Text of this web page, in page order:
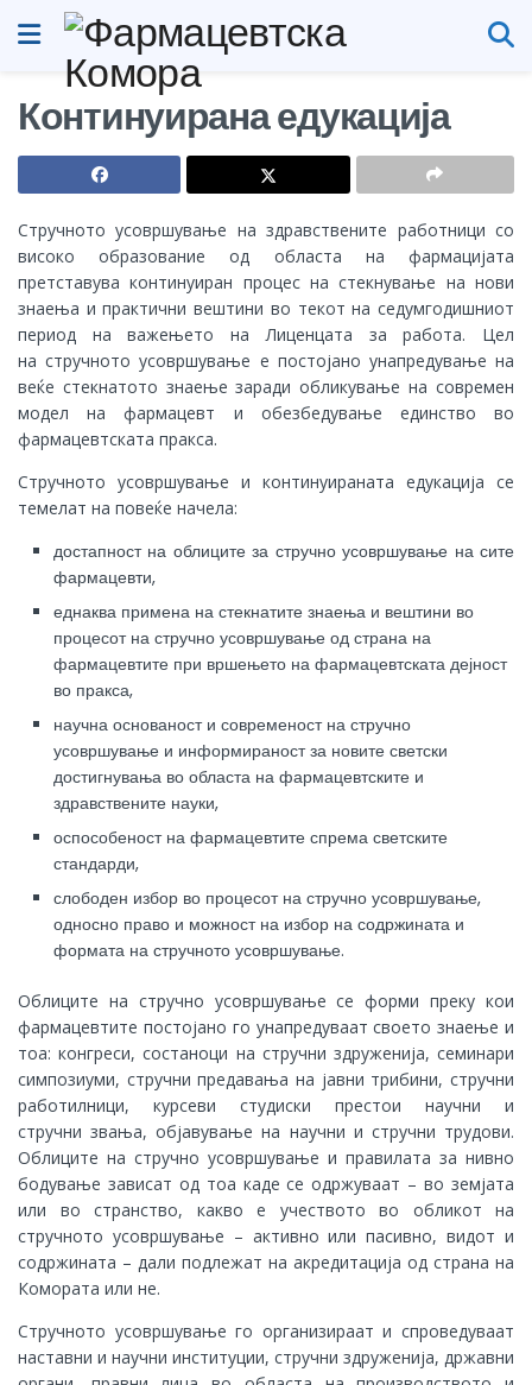
Континуирана едукација
Стручното усовршување на здравствените работници со
високо образование од областа на фармацијата
претставува континуиран процес на стекнување на нови
знаења и практични вештини во текот на седумгодишниот
период на важењето на Лиценцата за работа. Цел
на стручното усовршување е постојано унапредување на
веќе стекнатото знаење заради обликување на современ
модел на фармацевт и обезбедување единство во
фармацевтската пракса.
Стручното усовршување и континуираната едукација се
темелат на повеќе начела:
достапност на облиците за стручно усовршување на сите
фармацевти,
еднаква примена на стекнатите знаења и вештини во
процесот на стручно усовршување од страна на
фармацевтите при вршењето на фармацевтската дејност
во пракса,
научна основаност и современост на стручно
усовршување и информираност за новите светски
достигнувања во областа на фармацевтските и
здравствените науки,
оспособеност на фармацевтите спрема светските
стандарди,
слободен избор во процесот на стручно усовршување,
односно право и можност на избор на содржината и
формата на стручното усовршување.
Облиците на стручно усовршување се форми преку кои
фармацевтите постојано го унапредуваат своето знаење и
тоа: конгреси, состаноци на стручни здруженија, семинари
симпозиуми, стручни предавања на јавни трибини, стручни
работилници, курсеви студиски престои научни и
стручни звања, објавување на научни и стручни трудови.
Облиците на стручно усовршување и правилата за нивно
бодување зависат од тоа каде се одржуваат – во земјата
или во странство, какво е учеството во обликот на
стручното усовршување – активно или пасивно, видот и
содржината – дали подлежат на акредитација од страна на
Комората или не.
Стручното усовршување го организираат и спроведуваат
наставни и научни институции, стручни здруженија, државни